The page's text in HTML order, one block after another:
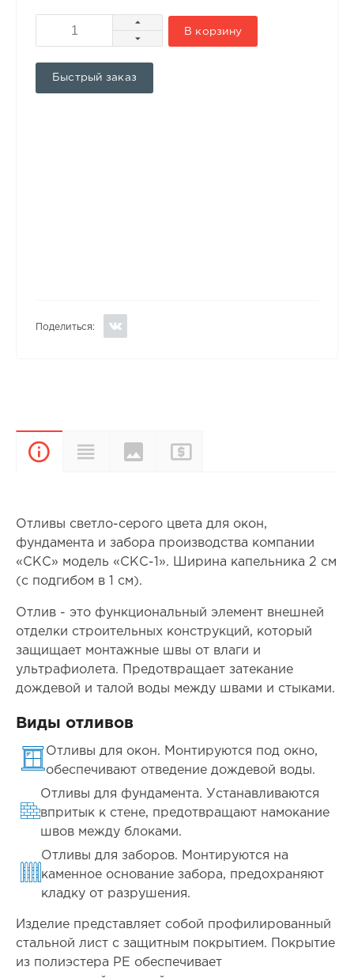
В корзину
Быстрый заказ
Поделиться:
ОписаниеХарактеристики
Цвета и
покрытия
Отливы светло-серого цвета для окон,
фундамента и забора производства компании
«СКС» модель «СКС-1». Ширина капельника 2 см
(с подгибом в 1 см).
Отлив - это функциональный элемент внешней
отделки строительных конструкций, который
защищает монтажные швы от влаги и
ультрафиолета. Предотвращает затекание
дождевой и талой воды между швами и стыками.
Виды отливов
Отливы для окон. Монтируются под окно,
обеспечивают отведение дождевой воды.
Отливы для фундамента. Устанавливаются
впритык к стене, предотвращают намокание
швов между блоками.
Отливы для заборов. Монтируются на
каменное основание забора, предохраняют
кладку от разрушения.
Изделие представляет собой профилированный
стальной лист с защитным покрытием. Покрытие
из полиэстера PE обеспечивает